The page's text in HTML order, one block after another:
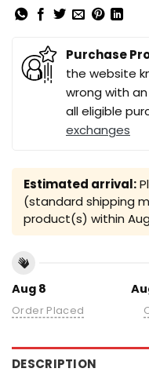
Purchase
the website
wrong with
all eligible
exchanges
Estimated arrival:
(standard shipping
product(s) within
Aug 8
Order Placed
DESCRIPTION